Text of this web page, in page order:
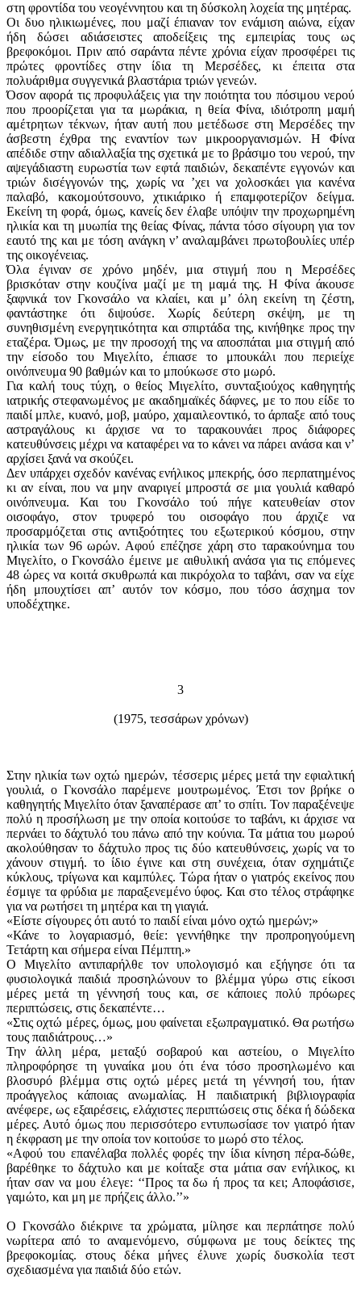
στη φροντίδα του νεογέννητου και τη δύσκολη λοχεία της μητέρας.
Οι δυο ηλικιωμένες, που μαζί έπιαναν τον ενάμιση αιώνα, είχαν
ήδη δώσει αδιάσειστες αποδείξεις της εμπειρίας τους ως
βρεφοκόμοι. Πριν από σαράντα πέντε χρόνια είχαν προσφέρει τις
πρώτες φροντίδες στην ίδια τη Μερσέδες, κι έπειτα στα
πολυάριθμα συγγενικά βλαστάρια τριών γενεών.
Όσον αφορά τις προφυλάξεις για την ποιότητα του πόσιμου νερού
που προορίζεται για τα μωράκια, η θεία Φίνα, ιδιότροπη μαμή
αμέτρητων τέκνων, ήταν αυτή που μετέδωσε στη Μερσέδες την
άσβεστη έχθρα της εναντίον των μικροοργανισμών. Η Φίνα
απέδιδε στην αδιαλλαξία της σχετικά με το βράσιμο του νερού, την
αψεγάδιαστη ευρωστία των εφτά παιδιών, δεκαπέντε εγγονών και
τριών δισέγγονών της, χωρίς να ’χει να χολοσκάει για κανένα
παλαβό, κακομούτσουνο, χτικιάρικο ή επαμφοτερίζον δείγμα.
Εκείνη τη φορά, όμως, κανείς δεν έλαβε υπόψιν την προχωρημένη
ηλικία και τη μυωπία της θείας Φίνας, πάντα τόσο σίγουρη για τον
εαυτό της και με τόση ­ανάγκη ν’ αναλαμβάνει πρωτοβουλίες υπέρ
της οικογένειας.
Όλα έγιναν σε χρόνο μηδέν, μια στιγμή που η Μερσέδες
βρισκόταν στην κουζίνα μαζί με τη μαμά της. Η Φίνα άκουσε
ξαφνικά τον Γκονσάλο να κλαίει, και μ’ όλη εκείνη τη ζέστη,
φαντάστηκε ότι διψούσε. Χωρίς δεύτερη σκέψη, με τη
συνηθισμένη ενεργητικότητα και σπιρτάδα της, κινήθηκε προς την
εταζέρα. Όμως, με την προσοχή της να αποσπάται μια στιγμή από
την είσοδο του Μιγελίτο, έπιασε το μπουκάλι που περιείχε
οινόπνευμα 90 βαθμών και το μπούκωσε στο μωρό.
Για καλή τους τύχη, ο θείος Μιγελίτο, συνταξιούχος καθηγητής
ιατρικής στεφανωμένος με ακαδημαϊκές δάφνες, με το που είδε το
παιδί μπλε, κυανό, μοβ, μαύρο, χαμαιλεοντικό, το άρπαξε από τους
αστραγάλους κι άρχισε να το ταρακου­νάει προς διάφορες
κατευθύνσεις μέχρι να καταφέρει να το κάνει να πάρει ανάσα και ν’
αρχίσει ξανά να σκούζει.
Δεν υπάρχει σχεδόν κανένας ενήλικος μπεκρής, όσο περπατημένος
κι αν είναι, που να μην αναριγεί μπροστά σε μια γουλιά καθαρό
οινόπνευμα. Και του Γκονσάλο τού πήγε κατευθείαν στον
οισοφάγο, στον τρυφερό του οισοφάγο που άρχιζε να
προσαρμόζεται στις αντιξοότητες του εξωτερικού κόσμου, στην
ηλικία των 96 ωρών. Αφού επέζησε χάρη στο ταρακούνημα του
Μιγελίτο, ο Γκονσάλο έμεινε με αιθυλική ανάσα για τις επόμενες
48 ώρες να κοιτά σκυθρωπά και πικρόχολα το ταβάνι, σαν να είχε
ήδη μπουχτίσει απ’ αυτόν τον κόσμο, που τόσο άσχημα τον
υποδέχτηκε.
3
(1975, τεσσάρων χρόνων)
Στην ηλικία των οχτώ ημερών, τέσσερις μέρες μετά την εφιαλτική
γουλιά, ο Γκονσάλο παρέμενε μουτρωμένος. Έτσι τον βρήκε ο
καθηγητής Μιγελίτο όταν ξαναπέρασε απ’ το σπίτι. Τον παραξένεψε
πολύ η προσήλωση με την οποία κοιτούσε το ταβάνι, κι άρχισε να
περνάει το δάχτυλό του πάνω από την κούνια. Τα μάτια του μωρού
ακολούθησαν το δάχτυλο προς τις δύο κατευθύνσεις, χωρίς να το
χάνουν στιγμή. το ίδιο έγινε και στη συνέχεια, όταν σχημάτιζε
κύκλους, τρίγωνα και καμπύλες. Τώρα ήταν ο γιατρός εκείνος που
έσμιγε τα φρύδια με παραξενεμένο ύφος. Και στο τέλος στράφηκε
για να ρωτήσει τη μητέρα και τη γιαγιά.
«Είστε σίγουρες ότι αυτό το παιδί είναι μόνο οχτώ ημερών;»
«Κάνε το λογαριασμό, θείε: γεννήθηκε την προπροηγούμενη
Τετάρτη και σήμερα είναι Πέμπτη.»
Ο Μιγελίτο αντιπαρήλθε τον υπολογισμό και εξήγησε ότι τα
φυσιολογικά παιδιά προσηλώνουν το βλέμμα γύρω στις είκοσι
μέρες μετά τη γέννησή τους και, σε κάποιες πολύ πρόωρες
περιπτώσεις, στις δεκαπέντε…
«Στις οχτώ μέρες, όμως, μου φαίνεται εξωπραγματικό. Θα ρωτήσω
τους παιδιάτρους…»
Την άλλη μέρα, μεταξύ σοβαρού και αστείου, ο Μιγελίτο
πληροφόρησε τη γυναίκα μου ότι ένα τόσο προσηλωμένο και
βλοσυρό βλέμμα στις οχτώ μέρες μετά τη γέννησή του, ήταν
προάγγελος κάποιας ανωμαλίας. Η παιδιατρική βιβλιογραφία
ανέφερε, ως εξαιρέσεις, ελάχιστες περιπτώσεις στις δέκα ή δώδεκα
μέρες. Αυτό όμως που περισσότερο εντυπωσίασε τον γιατρό ήταν
η έκφραση με την οποία τον κοιτούσε το μωρό στο τέλος.
«Αφού του επανέλαβα πολλές φορές την ίδια κίνηση πέρα-δώθε,
βαρέθηκε το δάχτυλο και με κοίταξε στα μάτια σαν ενήλικος, κι
ήταν σαν να μου έλεγε: ‘‘Προς τα δω ή προς τα κει; Αποφάσισε,
γαμώτο, και μη με πρήζεις άλλο.’’»
Ο Γκονσάλο διέκρινε τα χρώματα, μίλησε και περπάτησε πολύ
νωρίτερα από το αναμενόμενο, σύμφωνα με τους δείκτες της
βρεφοκομίας. στους δέκα μήνες έλυνε χωρίς δυσκολία τεστ
σχεδιασμένα για παιδιά δύο ετών.